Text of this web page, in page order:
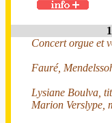
Concert orgue et
Fauré,
Lysiane Boulva,
Marion Verslype,